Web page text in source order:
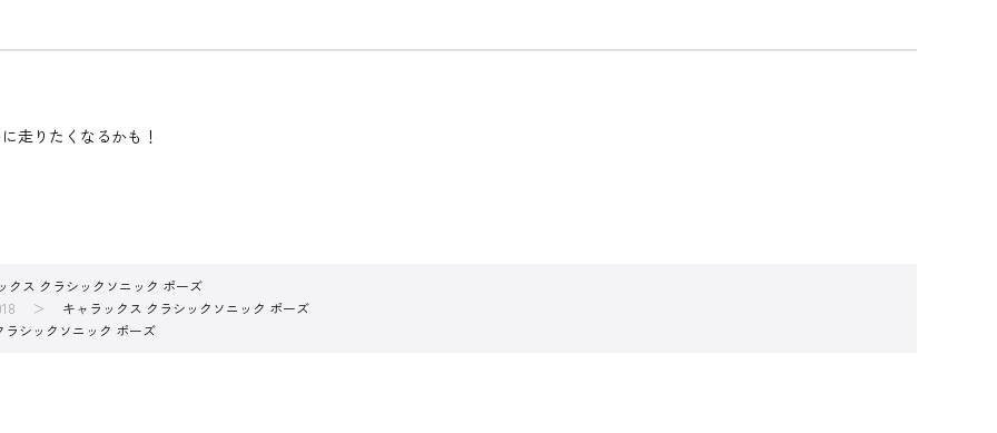
走りたくなるかも！
クス クラシックソニック ポーズ
キャラックス クラシックソニック ポーズ
ラシックソニック ポーズ